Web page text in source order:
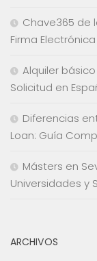
Chave365 de
Firma
Alquiler
Solicitud en
Diferencias
Loan: Guía
Másters en
Universidades y
ARCHIVOS